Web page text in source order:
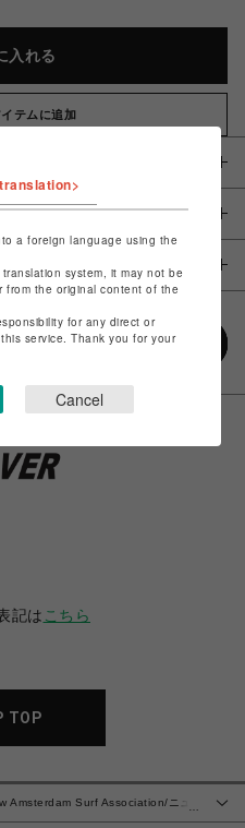
入れる
テムに追加
記は こちら
TOP
Amsterdam Surf Association/ニュ
a foreign language using the
system, it may not be
from the original content of the
for any direct or
service. Thank you for your
Cancel